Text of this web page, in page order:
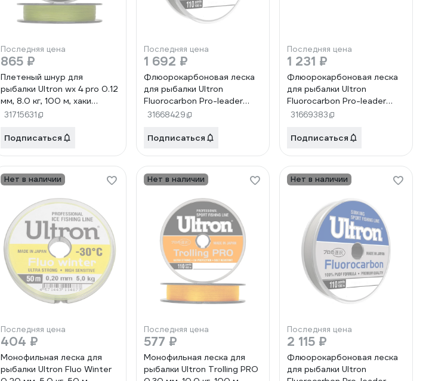
Последняя цена
865 ₽
Плетеный шнур для
рыбалки Ultron wx 4 pro 0.12
мм, 8.0 кг, 100 м, хаки
pkn07881
31715631
Подписаться
Последняя цена
1 692 ₽
Флюорокарбоновая леска
для рыбалки Ultron
Fluorocarbon Pro-leader
0.25 мм, 5.5 кг, 100 м,
31668429
Подписаться
Последняя цена
1 231 ₽
Флюорокарбоновая леска
для рыбалки Ultron
Fluorocarbon Pro-leader
0.45 мм, 14.0 кг, 25 м,
31669383
Подписаться
Нет в наличии
Последняя цена
404 ₽
Монофильная леска для
рыбалки Ultron Fluo Winter
Нет в наличии
Последняя цена
577 ₽
Монофильная леска для
рыбалки Ultron Trolling PRO
Нет в наличии
Последняя цена
2 115 ₽
Флюорокарбоновая леска
для рыбалки Ultron